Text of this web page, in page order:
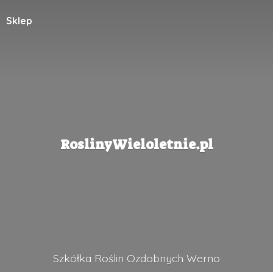
Sklep
RoslinyWieloletnie.pl
Szkółka Roślin Ozdobnych Werno